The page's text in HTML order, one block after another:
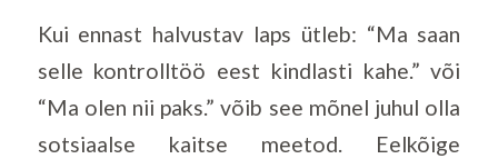
Kui ennast halvustav laps ütleb: “Ma saan
selle kontrolltöö eest kindlasti kahe.” või
“Ma olen nii paks.” võib see mõnel juhul olla
sotsiaalse kaitse meetod. Eelkõige